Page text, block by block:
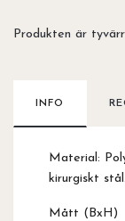
Produkten är
INFO
Material:
kirurgiskt stål.
Mått (BxH)